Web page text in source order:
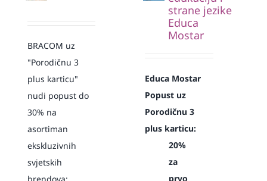
BRACOM uz
"Porodičnu 3
plus karticu"
nudi popust do
30% na
asortiman
ekskluzivnih
svjetskih
brendova:
strane jezike
Educa
Mostar
Educa Mostar
Popust uz
Porodičnu 3
plus karticu:
20%
za
prvo